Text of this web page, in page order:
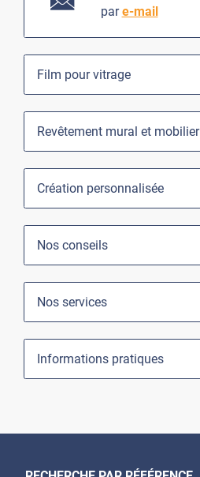
pare-mail
Film pour vitrage
Revêtement mural et mobilier
Création personnalisée
Nos conseils
Nos services
Informations pratiques